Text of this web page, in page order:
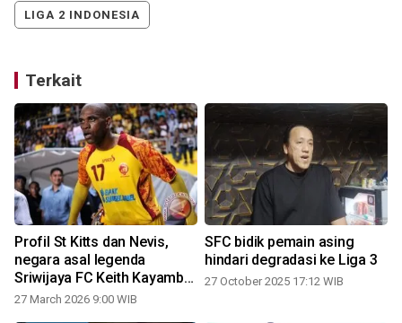
LIGA 2 INDONESIA
Terkait
Profil St Kitts dan Nevis,
negara asal legenda
Sriwijaya FC Keith Kayamba
Gumbs
27 March 2026 9:00 WIB
SFC bidik pemain asing
hindari degradasi ke Liga 3
27 October 2025 17:12 WIB